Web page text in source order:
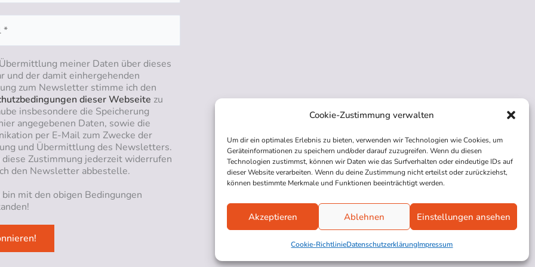
Cookie-Zustimmung verwalten
Um dir ein optimales Erlebnis zu bieten, verwenden wir Technologien wie Cookies, um
Geräteinformationen zu speichern und/oder darauf zuzugreifen. Wenn du diesen
Technologien zustimmst, können wir Daten wie das Surfverhalten oder eindeutige IDs auf
dieser Website verarbeiten. Wenn du deine Zustimmung nicht erteilst oder zurückziehst,
können bestimmte Merkmale und Funktionen beeinträchtigt werden.
Akzeptieren Ablehnen Einstellungen ansehen
Cookie-RichtlinieDatenschutzerklärungImpressum
meiner Daten über dieses
und der damit einhergehenden
zum Newsletter stimme ich den
dieser Webseite zu
insbesondere die Speicherung
angegebenen Daten, sowie die
per E-Mail zum Zwecke der
und Übermittlung des Newsletters.
diese Zustimmung jederzeit widerrufen
den Newsletter abbestelle.
bin mit den obigen Bedingungen